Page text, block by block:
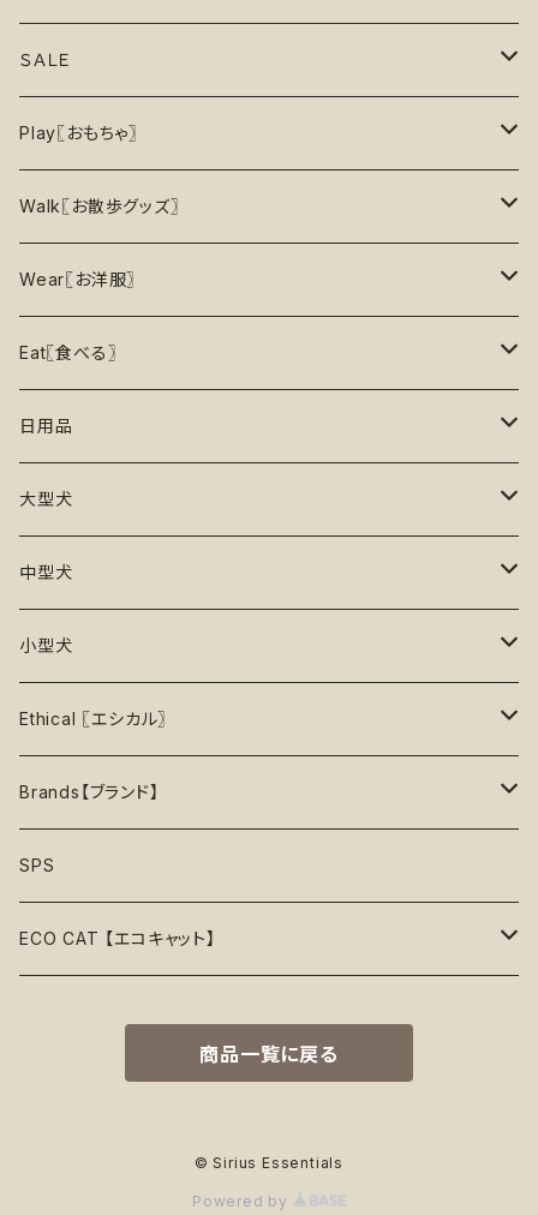
7月の新商品
8月の新商品
フードボウル
おもちゃ
パズル
トレーニング
リックマット
初級【★☆☆☆☆】やさしい
初級＋【★★☆☆☆】ふつう
香り付き
ＳＡＬＥ
割引で探す
5%OFF
10％OFF
35%OFF
40%OFF
おもちゃ
お洋服
リード・ハーネス・首輪
フードボウル
再入荷なし！
Play〖おもちゃ〗
二度楽しめる！壊すと新しいおもちゃが出てくる！
ノーズワーク【Nosework】
知育玩具【Enrichment】
丈夫なおもちゃ
ぬいぐるみ
ボール
噛むおもちゃ
ロープトイ【紐】
フリスビー
音鳴るおもちゃ
音鳴らないおもちゃ
Walk〖お散歩グッズ〗
首輪
ハーネス
リード
エチケット
Wear〖お洋服〗
レインコート
ロンパース
T -シャツ
パーカー
タンクトップ
セーター
アクセサリー
リボン
バンダナ
スリーブレス・ノースリーブ
リード穴付き
Eat〖食べる〗
フードボウル
早食い防止
おやつ入れ可能
知育【エンリッチメント】
リックマット
おやつ型
ウォーターボウル
日用品
Toothbrushes【歯ブラシ】
Poop Pickup【うんち処理】
Brushes【ブラシ】
大型犬
おもちゃ
お洋服
首輪
ハーネス
中型犬
おもちゃ
お洋服
首輪
ハーネス
小型犬
おもちゃ
お洋服
首輪
ハーネス
Ethical 〖エシカル〗
Sustainable〖サスティナブル〗
Organic〖オーガニック〗
Vegan〖ヴィーガン〗
Plastic Free〖プラスチックフリー〗
Brands【ブランド】
Alqo Wasi
Animals in Charge
Natural Rubber Toys【天然ゴムおもちゃ】
SPS
ECO CAT 【エコキャット】
ECO Clothes 【エコ服】
ECO Walk 【エコ散歩】
商品一覧に戻る
© Sirius Essentials
Powered by